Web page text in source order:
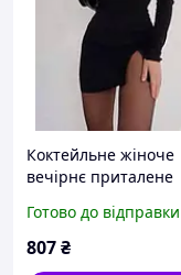
Коктейльне жіноче
вечірнє приталене
під горло чорне, Мод
1370
Готово до відправки
807₴